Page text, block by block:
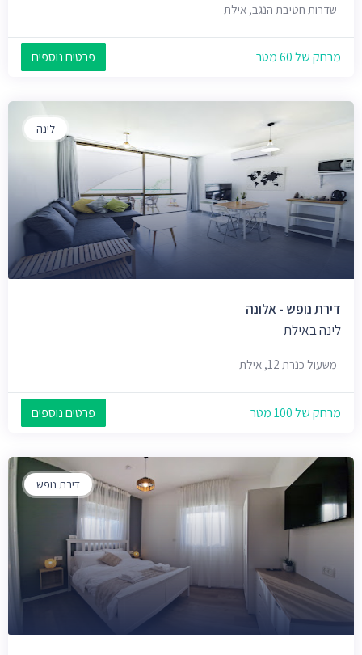
שדרות חטיבת הנגב, אילת
מרחק של 60 מטר פרטים נוספים
לינה
דירת נופש - אלונה
לינה באילת
משעול כנרת 12, אילת
מרחק של 100 מטר פרטים נוספים
דירת נופש